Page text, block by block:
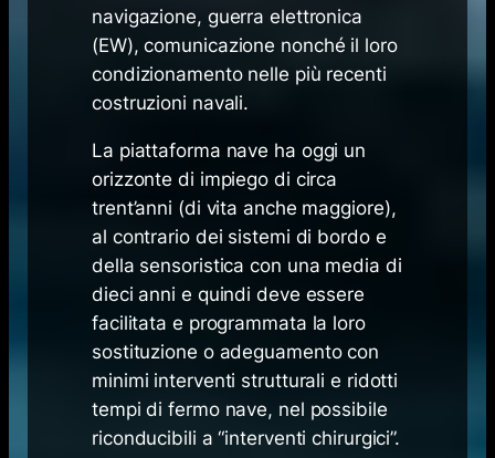
navigazione, guerra elettronica
(EW), comunicazione nonché il loro
condizionamento nelle più recenti
costruzioni navali.
La piattaforma nave ha oggi un
orizzonte di impiego di circa
trent’anni (di vita anche maggiore),
al contrario dei sistemi di bordo e
della sensoristica con una media di
dieci anni e quindi deve essere
facilitata e programmata la loro
sostituzione o adeguamento con
minimi interventi strutturali e ridotti
tempi di fermo nave, nel possibile
riconducibili a “interventi chirurgici”.